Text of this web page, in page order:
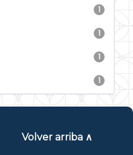
1
1
1
1
Volver arriba ∧